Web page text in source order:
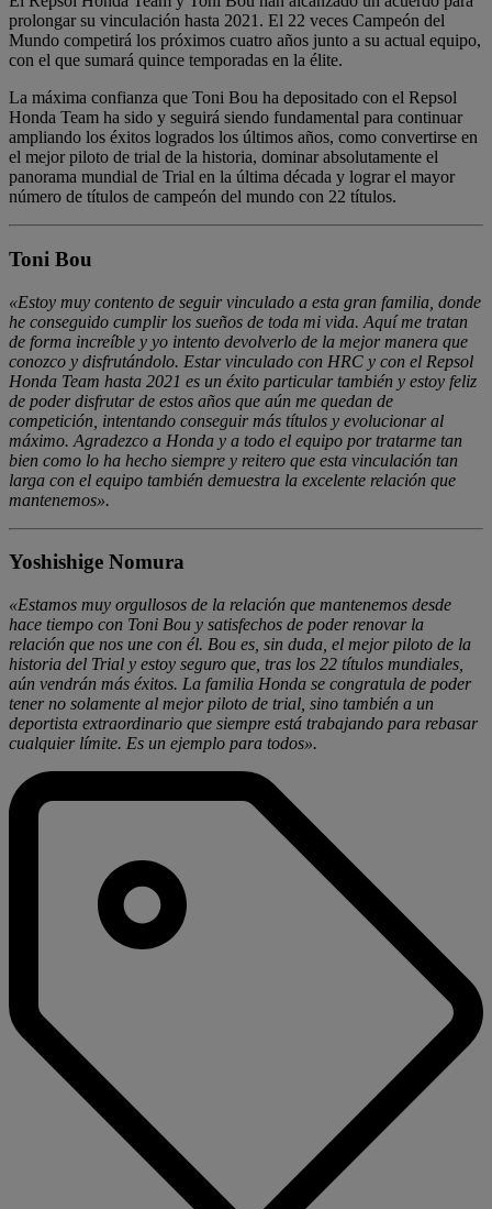
prolongar su vinculación hasta 2021. El 22 veces Campeón del
Mundo competirá los próximos cuatro años junto a su actual equipo,
con el que sumará quince temporadas en la élite.
La máxima confianza que Toni Bou ha depositado con el Repsol
Honda Team ha sido y seguirá siendo fundamental para continuar
ampliando los éxitos logrados los últimos años, como convertirse en
el mejor piloto de trial de la historia, dominar absolutamente el
panorama mundial de Trial en la última década y lograr el mayor
número de títulos de campeón del mundo con 22 títulos.
Toni Bou
«Estoy muy contento de seguir vinculado a esta gran familia, donde
he conseguido cumplir los sueños de toda mi vida. Aquí me tratan
de forma increíble y yo intento devolverlo de la mejor manera que
conozco y disfrutándolo. Estar vinculado con HRC y con el Repsol
Honda Team hasta 2021 es un éxito particular también y estoy feliz
de poder disfrutar de estos años que aún me quedan de
competición, intentando conseguir más títulos y evolucionar al
máximo. Agradezco a Honda y a todo el equipo por tratarme tan
bien como lo ha hecho siempre y reitero que esta vinculación tan
larga con el equipo también demuestra la excelente relación que
mantenemos».
Yoshishige Nomura
«Estamos muy orgullosos de la relación que mantenemos desde
hace tiempo con Toni Bou y satisfechos de poder renovar la
relación que nos une con él. Bou es, sin duda, el mejor piloto de la
historia del Trial y estoy seguro que, tras los 22 títulos mundiales,
aún vendrán más éxitos. La familia Honda se congratula de poder
tener no solamente al mejor piloto de trial, sino también a un
deportista extraordinario que siempre está trabajando para rebasar
cualquier límite. Es un ejemplo para todos».